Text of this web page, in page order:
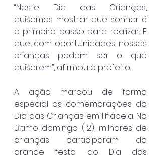
“Neste Dia das Crianças,
quisemos mostrar que sonhar é
o primeiro passo para realizar. E
que, com oportunidades, nossas
crianças podem ser o que
quiserem”, afirmou o prefeito.
A ação marcou de forma
especial as comemorações do
Dia das Crianças em Ilhabela. No
último domingo (12), milhares de
crianças participaram da
grande festa do Dia das